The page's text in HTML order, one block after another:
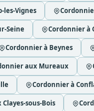
les-Vignes
Seine Cordonnier à
Cordonnier à Beynes
aux Mureaux
Cordonnier à
sous-Bois